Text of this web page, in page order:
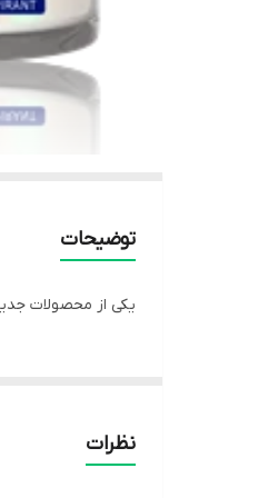
توضیحات
یکی از محصولات
نظرات